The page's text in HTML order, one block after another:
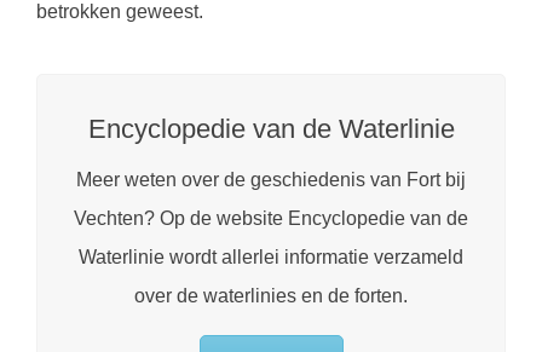
betrokken geweest.
Encyclopedie van de Waterlinie
Meer weten over de geschiedenis van Fort bij
Vechten? Op de website Encyclopedie van de
Waterlinie wordt allerlei informatie verzameld
over de waterlinies en de forten.